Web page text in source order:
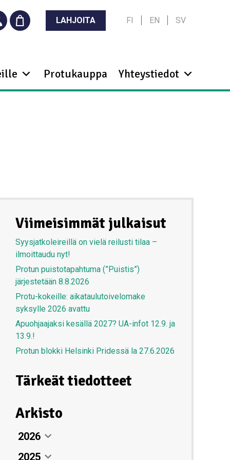
LAHJOITA FI EN SV
Protukauppa Yhteystiedot
Viimeisimmät julkaisut
Syysjatkoleireillä on vielä reilusti tilaa –
ilmoittaudu nyt!
Protun puistotapahtuma (”Puistis”)
järjestetään 8.8.2026
Protu-kokeille: aikataulutoivelomake
syksylle 2026 avattu
Apuohjaajaksi kesällä 2027? UA-infot 12.9. ja
13.9.!
Protun blokki Helsinki Pridessä la 27.6.2026
Tärkeät tiedotteet
Arkisto
2026
Elokuu
2025